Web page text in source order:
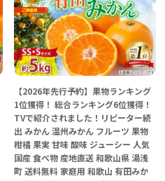
【2026年先行予約】果物ランキング
1位獲得！ 総合ランキング6位獲得！
TVで紹介されました！リピーター続
出 みかん 温州みかん フルーツ 果物
柑橘 果実 甘味 酸味 ジューシー 人気
国産 食べ物 産地直送 和歌山県 湯浅
町 送料無料 家庭用 和歌山 有田みか